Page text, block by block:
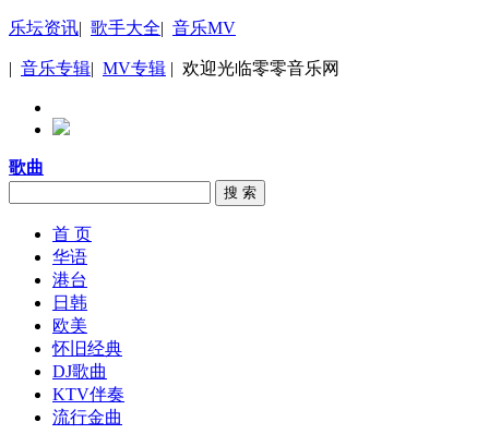
乐坛资讯| 歌手大全| 音乐MV
| 音乐专辑| MV专辑 | 欢迎光临零零音乐网
歌曲
搜 索
首 页
华语
港台
日韩
欧美
怀旧经典
DJ歌曲
KTV伴奏
流行金曲